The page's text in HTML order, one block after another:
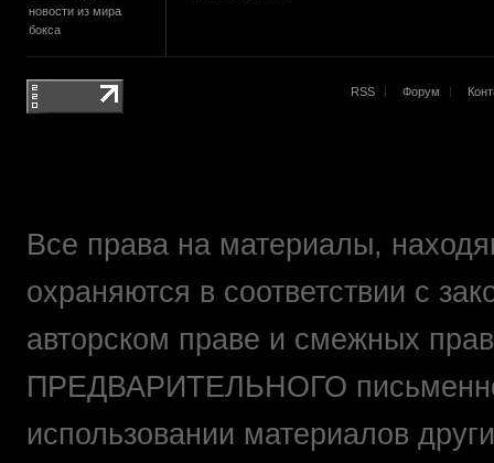
новости из мира
бокса
RSS Форум
Все права на материалы,
охраняются в соответствии с
авторском праве и смежных
ПРЕДВАРИТЕЛЬНОГО
использовании материалов